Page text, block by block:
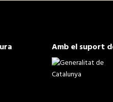
Amb el suport